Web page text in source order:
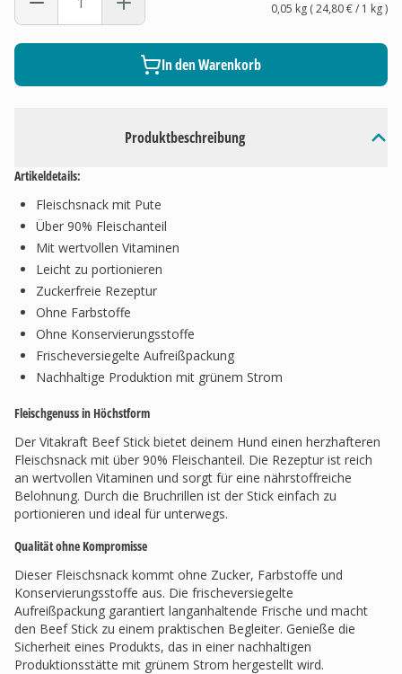
Produktbeschreibung
Artikeldetails:
Fleischsnack mit Pute
Über 90% Fleischanteil
Mit wertvollen Vitaminen
Leicht zu portionieren
Zuckerfreie Rezeptur
Ohne Farbstoffe
Ohne Konservierungsstoffe
Frischeversiegelte Aufreißpackung
Nachhaltige Produktion mit grünem Strom
Fleischgenuss in Höchstform
Der Vitakraft Beef Stick bietet deinem Hund einen herzhafteren
Fleischsnack mit über 90% Fleischanteil. Die Rezeptur ist reich
an wertvollen Vitaminen und sorgt für eine nährstoffreiche
Belohnung. Durch die Bruchrillen ist der Stick einfach zu
portionieren und ideal für unterwegs.
Qualität ohne Kompromisse
Dieser Fleischsnack kommt ohne Zucker, Farbstoffe und
Konservierungsstoffe aus. Die frischeversiegelte
Aufreißpackung garantiert langanhaltende Frische und macht
den Beef Stick zu einem praktischen Begleiter. Genieße die
Sicherheit eines Produkts, das in einer nachhaltigen
Produktionsstätte mit grünem Strom hergestellt wird.
0,05 kg(24,80 €/ 1 kg)
In den Warenkorb